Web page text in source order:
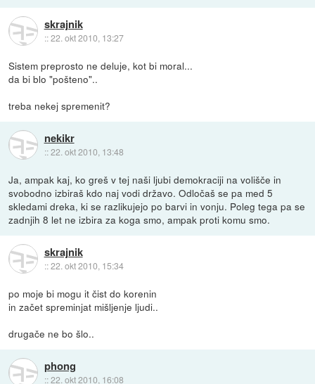
skrajnik
::22. okt 2010, 13:27
Sistem preprosto ne deluje, kot bi moral...
da bi blo "pošteno"..
treba nekej spremenit?
nekikr
::22. okt 2010, 13:48
Ja, ampak kaj, ko greš v tej naši ljubi demokraciji na volišče in
svobodno izbiraš kdo naj vodi državo. Odločaš se pa med 5
skledami dreka, ki se razlikujejo po barvi in vonju. Poleg tega pa se
zadnjih 8 let ne izbira za koga smo, ampak proti komu smo.
skrajnik
::22. okt 2010, 15:34
po moje bi mogu it čist do korenin
in začet spreminjat mišljenje ljudi..
drugače ne bo šlo..
phong
::22. okt 2010, 16:08